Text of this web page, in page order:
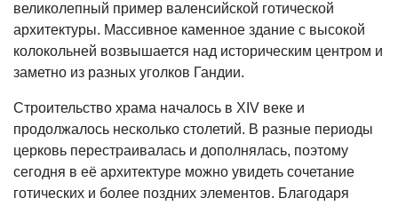
великолепный пример валенсийской готической
архитектуры. Массивное каменное здание с высокой
колокольней возвышается над историческим центром и
заметно из разных уголков Гандии.
Строительство храма началось в XIV веке и
продолжалось несколько столетий. В разные периоды
церковь перестраивалась и дополнялась, поэтому
сегодня в её архитектуре можно увидеть сочетание
готических и более поздних элементов. Благодаря